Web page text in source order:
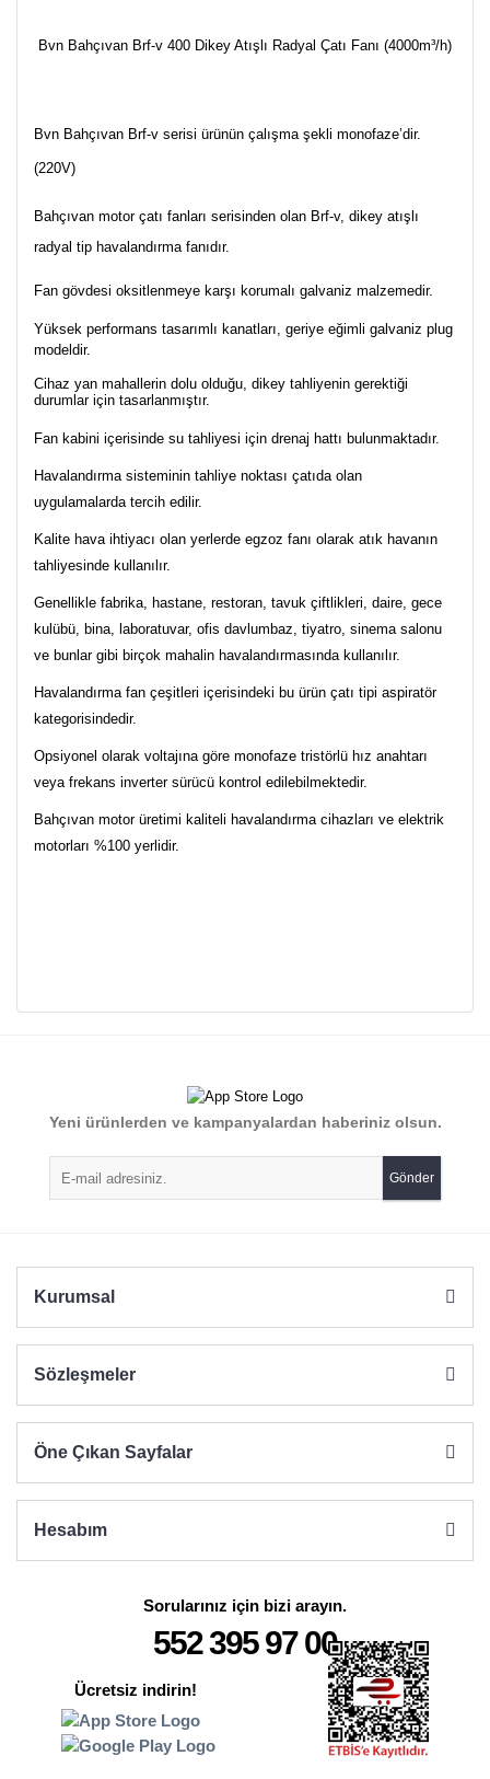
Bvn Bahçıvan Brf-v 400 Dikey Atışlı Radyal Çatı Fanı (4000m³/h)
Bvn Bahçıvan Brf-v serisi ürünün çalışma şekli monofaze’dir.
(220V)
Bahçıvan motor çatı fanları serisinden olan Brf-v, dikey atışlı
radyal tip havalandırma fanıdır.
Fan gövdesi oksitlenmeye karşı korumalı galvaniz malzemedir.
Yüksek performans tasarımlı kanatları, geriye eğimli galvaniz plug
modeldir.
Cihaz yan mahallerin dolu olduğu, dikey tahliyenin gerektiği
durumlar için tasarlanmıştır.
Fan kabini içerisinde su tahliyesi için drenaj hattı bulunmaktadır.
Havalandırma sisteminin tahliye noktası çatıda olan
uygulamalarda tercih edilir.
Kalite hava ihtiyacı olan yerlerde egzoz fanı olarak atık havanın
tahliyesinde kullanılır.
Genellikle fabrika, hastane, restoran, tavuk çiftlikleri, daire, gece
kulübü, bina, laboratuvar, ofis davlumbaz, tiyatro, sinema salonu
ve bunlar gibi birçok mahalin havalandırmasında kullanılır.
Havalandırma fan çeşitleri içerisindeki bu ürün çatı tipi aspiratör
kategorisindedir.
Opsiyonel olarak voltajına göre monofaze tristörlü hız anahtarı
veya frekans inverter sürücü kontrol edilebilmektedir.
Bahçıvan motor üretimi kaliteli havalandırma cihazları ve elektrik
motorları %100 yerlidir.
Yorum Yaz
Ürün resmi kalitesiz, bozuk veya görüntülenemiyor.
Ürün açıklamasında eksik bilgiler bulunuyor.
Ürün bilgilerinde hatalar bulunuyor.
Yeni ürünlerden ve kampanyalardan haberiniz olsun.
Gönder
Kurumsal
Sözleşmeler
Öne Çıkan Sayfalar
Hesabım
Sorularınız için bizi arayın.
552 395 97 00
Ücretsiz indirin!